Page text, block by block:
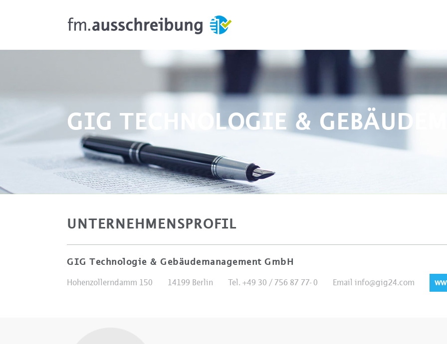
GIG TECHNOLOGIE &
UNTERNEHMENSPROFIL
GIG Technologie & Gebäudemanagement GmbH
Hohenzollerndamm 150 14199 Berlin Tel. +49 30 / 756 87 77- 0 Emailinfo@gig24.com